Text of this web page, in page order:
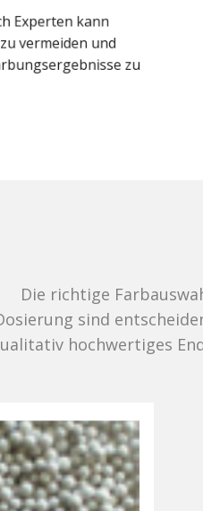
Experten kann
vermeiden und
zu
und
für ein
Endergebnis.